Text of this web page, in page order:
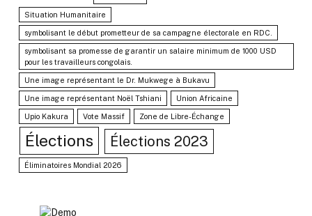
Situation Humanitaire
symbolisant le début prometteur de sa campagne électorale en RDC.
symbolisant sa promesse de garantir un salaire minimum de 1000 USD
pour les travailleurs congolais.
Une image représentant le Dr. Mukwege à Bukavu
Une image représentant Noël Tshiani Union Africaine
Upio Kakura Vote Massif Zone de Libre-Échange
Élections Élections 2023
Éliminatoires Mondial 2026